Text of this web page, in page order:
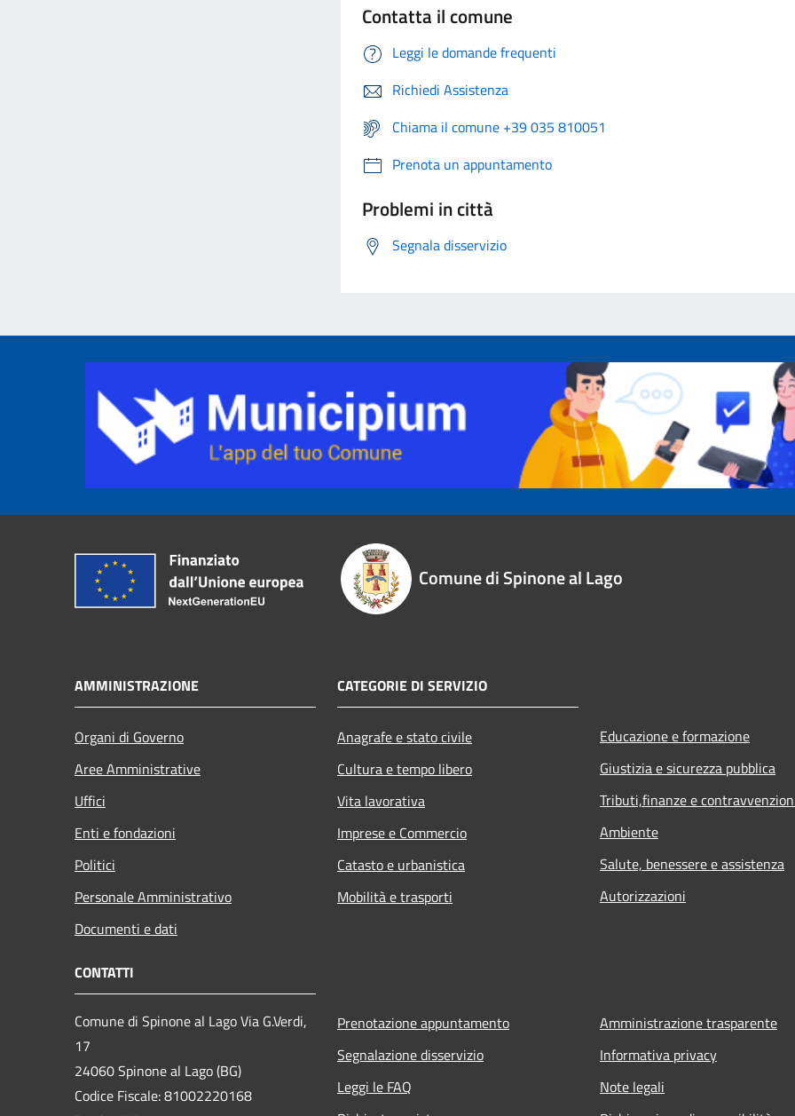
Contatta il comune
Leggi le domande frequenti
Richiedi Assistenza
Chiama il comune +39 035 810051
Prenota un appuntamento
Problemi in città
Segnala disservizio
Comune di Spinone al Lago
AMMINISTRAZIONE
Organi di Governo
Aree Amministrative
Uffici
Enti e fondazioni
Politici
Personale Amministrativo
Documenti e dati
CATEGORIE DI SERVIZIO
Anagrafe e stato civile
Cultura e tempo libero
Vita lavorativa
Imprese e Commercio
Catasto e urbanistica
Mobilità e trasporti
Educazione e formazione
Giustizia e sicurezza pubblica
Tributi,finanze e
Ambiente
Salute, benessere e assistenza
Autorizzazioni
CONTATTI
Comune di Spinone al Lago Via G.Verdi,
17
24060 Spinone al Lago (BG)
Codice Fiscale: 81002220168
Prenotazione appuntamento
Segnalazione disservizio
Leggi le FAQ
Amministrazione trasparente
Informativa privacy
Note legali